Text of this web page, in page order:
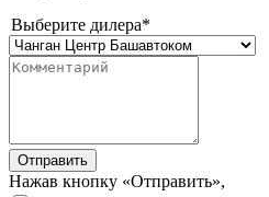
Выберите дилера*
Отправить
Нажав кнопку «Отправить»,